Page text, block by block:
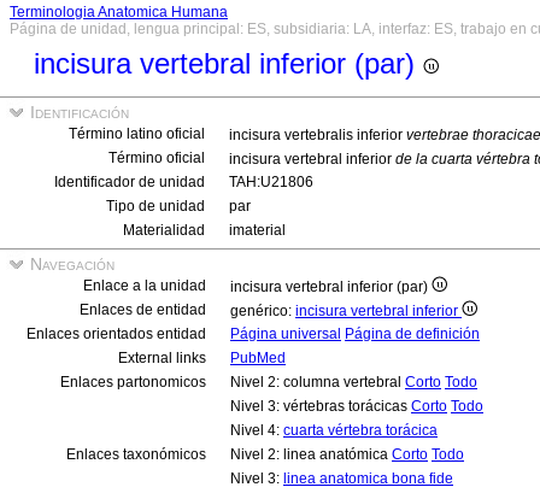
Terminologia Anatomica Humana
Página de unidad, lengua principal: ES, subsidiaria: LA, interfaz: ES, trabajo en
incisura vertebral inferior (par)
Identificación
Término latino oficial incisura vertebralis inferior vertebrae
Término oficial
incisura vertebral inferior de la cuarta vértebra
Identificador de unidad
TAH:U21806
Tipo de unidad
par
Materialidad
imaterial
Navegación
Enlace a la unidad
incisura vertebral inferior (par)
Enlaces de entidad
genérico: incisura vertebral inferior
Enlaces orientados entidad
Página universal Página de definición
External links
PubMed
Enlaces partonomicos
Nivel 2: columna vertebral Corto Todo
Nivel 3: vértebras torácicas Corto Todo
Nivel 4: cuarta vértebra torácica
Enlaces taxonómicos
Nivel 2: linea anatómica Corto Todo
Nivel 3: linea anatomica bona fide